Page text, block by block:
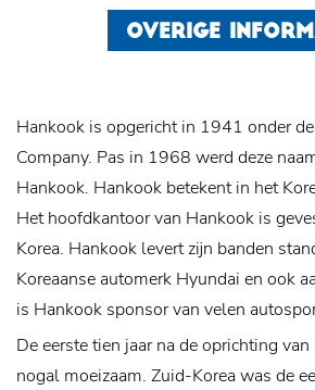
OVERIGE
Hankook is opgericht in 1941 onder
Company. Pas in 1968 werd deze
Hankook. Hankook betekent in het
Het hoofdkantoor van Hankook is
Korea. Hankook levert zijn banden
Koreaanse automerk Hyundai en ook
is Hankook sponsor van velen
De eerste tien jaar na de oprichting
nogal moeizaam. Zuid-Korea was de